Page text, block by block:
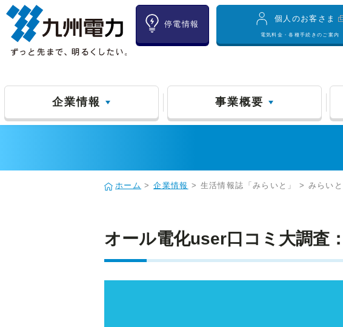
停電情報
個人のお客さま
電気料金・各種手続きのご案内
企業情報 事業概要
ホーム >企業情報 > 生活情報誌「みらいと」 > みらい
オール電化user口コミ大調査